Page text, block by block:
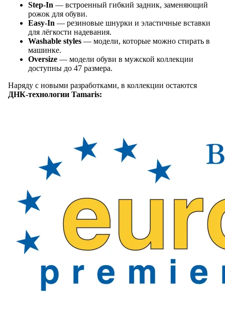
Step-In — встроенный гибкий задник, заменяющий
рожок для обуви.
Easy-In — резиновые шнурки и эластичные вставки
для лёгкости надевания.
Washable styles — модели, которые можно стирать в
машинке.
Oversize — модели обуви в мужской коллекции
доступны до 47 размера.
Наряду с новыми разработками, в коллекции остаются
ДНК-технологии Tamaris: